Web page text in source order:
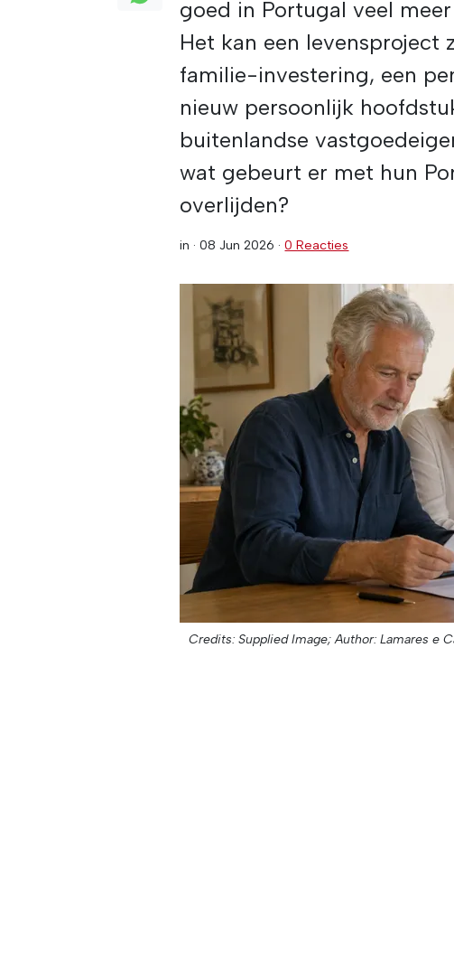
goed in Portugal veel
Het kan een levensproject
familie-investering, een
nieuw persoonlijk
buitenlandse
wat gebeurt er met hun
overlijden?
in ·08 Jun 2026 ·0 Reacties
Credits: Supplied Image; Author: Lamares e